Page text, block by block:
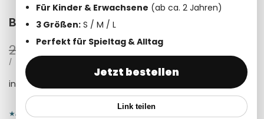
Für Kinder & Erwachsene (ab ca. 2 Jahren)
3 Größen: S / M / L
Perfekt für Spieltag & Alltag
Jetzt bestellen
Link teilen
Bügelbild Schildkröte 3 - BB083
Normalpreis
2,99 €Verkaufspreis
1,49 €
STÜCKPREIS
/PRO
inkl. 19% MwSt. zzgl.
★Anna
andere haben bereits bei uns